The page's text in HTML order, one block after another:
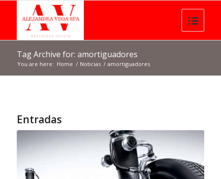
Tag Archive for: amortiguadores
You are here: Home / Noticias / amortiguadores
Entradas